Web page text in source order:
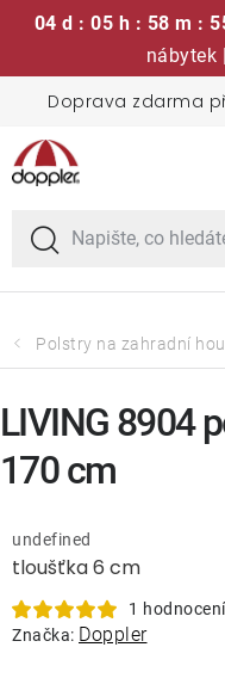
04 d : 05 h : 58 m :
nábytek
obsah
Doprava zdarma
Sedací soupravy
Slunečníky
Křesla a židle
Lavice a houpačky
Lehátka
Doplňky
Polstry na zahradní
tloušťka 6 cm
undefined
1 hodnocení
Značka: Doppler
LIVING 8904
170 cm